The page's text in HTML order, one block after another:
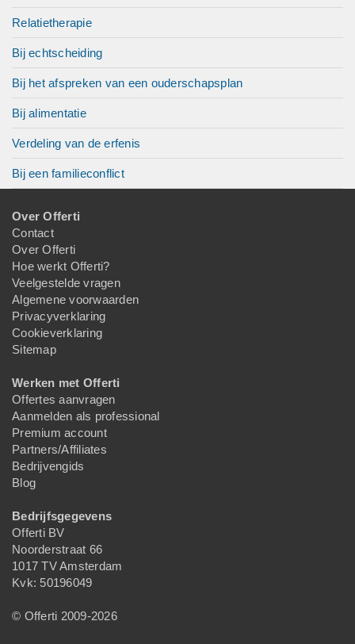
Relatietherapie
Bij echtscheiding
Bij het afspreken van een ouderschapsplan
Bij alimentatie
Verdeling van de erfenis
Bij een familieconflict
Over Offerti
Contact
Over Offerti
Hoe werkt Offerti?
Veelgestelde vragen
Algemene voorwaarden
Privacyverklaring
Cookieverklaring
Sitemap
Werken met Offerti
Offertes aanvragen
Aanmelden als professional
Premium account
Partners/Affiliates
Bedrijvengids
Blog
Bedrijfsgegevens
Offerti BV
Noorderstraat 66
1017 TV Amsterdam
Kvk: 50196049
© Offerti 2009-2026